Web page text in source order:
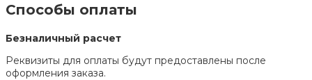
Способы оплаты
Безналичный расчет
Реквизиты для оплаты будут предоставлены после
оформления заказа.